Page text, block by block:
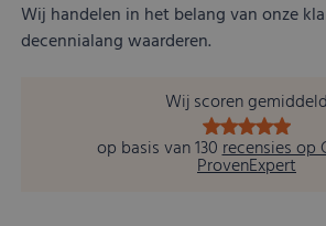
Wij handelen in het belang van onze
decennialang waarderen.
Wij scoren gemiddeld
op basis van 130recensies op
ProvenExpert